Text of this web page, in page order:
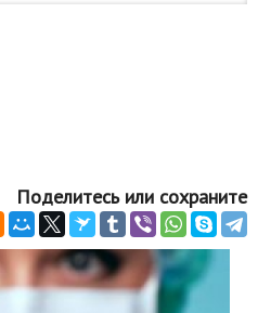
Поделитесь или сохраните